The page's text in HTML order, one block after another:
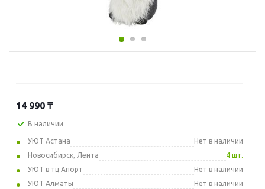
14 990 ₸
В наличии
УЮТ Астана
Нет в наличии
Новосибирск, Лента
4 шт.
УЮТ в тц Апорт
Нет в наличии
УЮТ Алматы
Нет в наличии